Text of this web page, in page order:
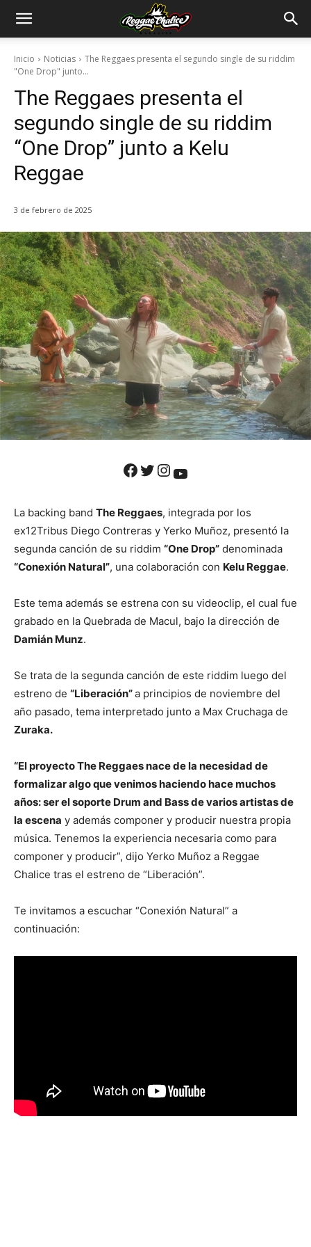
Inicio Noticias
The Reggaes presenta el segundo single de su riddim
"One Drop" junto...
The Reggaes presenta el
segundo single de su riddim
“One Drop” junto a Kelu
Reggae
3 de febrero de 2025
Facebook Twitter Instagram YouTube
La backing band The Reggaes, integrada por los
ex12Tribus Diego Contreras y Yerko Muñoz, presentó la
segunda canción de su riddim “One Drop” denominada
“Conexión Natural”, una colaboración con Kelu Reggae.
Este tema además se estrena con su videoclip, el cual fue
grabado en la Quebrada de Macul, bajo la dirección de
Damián Munz.
Se trata de la segunda canción de este riddim luego del
estreno de “Liberación”a principios de noviembre del
año pasado, tema interpretado junto a Max Cruchaga de
Zuraka.
“El proyecto The Reggaes nace de la necesidad de
formalizar algo que venimos haciendo hace muchos
años: ser el soporte Drum and Bass de varios artistas de
la escena y además componer y producir nuestra propia
música. Tenemos la experiencia necesaria como para
componer y producir”, dijo Yerko Muñoz a Reggae
Chalice tras el estreno de “Liberación”.
Te invitamos a escuchar “Conexión Natural” a
continuación: